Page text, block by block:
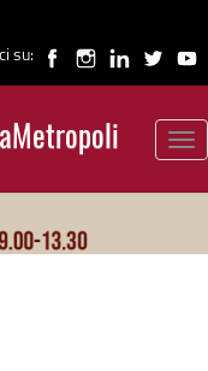
su: